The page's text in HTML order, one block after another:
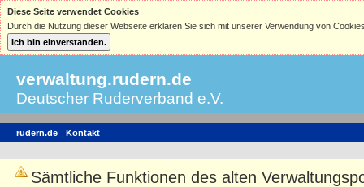
Diese Seite verwendet Cookies
Durch die Nutzung dieser Webseite erklären Sie sich mit unserer Verwendung von
verwaltung.rudern.de
Deutscher Ruderverband e.V.
rudern.de Kontakt
Sämtliche Funktionen des alten